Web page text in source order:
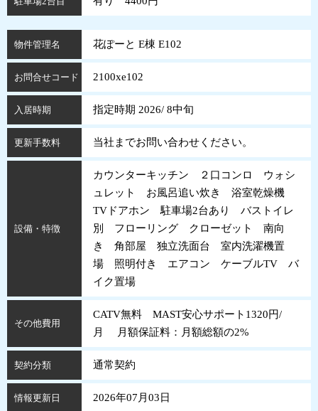
物件管理名 花ぽーと E棟 E102
お問合せコード 2100xe102
入居時期 指定時期 2026/ 8中旬
更新手数料 当社までお問い合わせください。
設備・特徴
カウンターキッチン ２口コンロ ウォシ
ュレット お風呂追い炊き 浴室乾燥機
TVドアホン 駐車場2台あり バストイレ
別 フローリング クローゼット 南向
き 角部屋 独立洗面台 室内洗濯機置
場 照明付き エアコン ケーブルTV バ
イク置場
その他費用
CATV無料 MAST安心サポート1320円/
月 月額保証料：月額総額の2%
契約分類 通常契約
情報更新日 2026年07月03日